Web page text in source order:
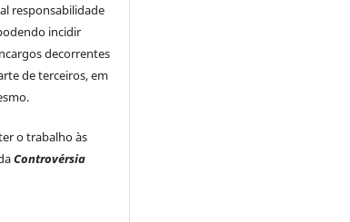
responsabilidade
incidir
decorrentes
de terceiros, em
o trabalho às
Controvérsia